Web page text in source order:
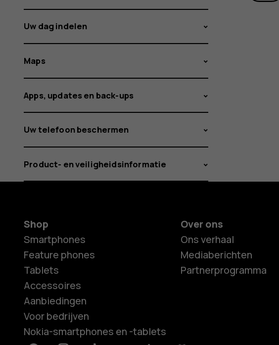
Uw dag indelen
Maps
Apps, updates en back-ups
Uw telefoon beschermen
Product- en veiligheidsinformatie
Shop
Smartphones
Feature phones
Tablets
Accessoires
Aanbiedingen
Voor bedrijven
Nokia-smartphones en -tablets
Over ons
Ons verhaal
Mediaberichten
Partnerprogramma